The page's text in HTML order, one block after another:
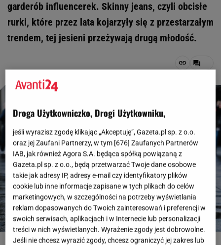
garderób influencerek. Skinny jeans, czyli obcisłe
rurki, które przez lata kojarzyły się z przestarzałym
trendem, tej jesieni przeżywają drugą młodość.
Creative Lab / Shutterstock
Droga Użytkowniczko, Drogi Użytkowniku,
jeśli wyrazisz zgodę klikając „Akceptuję”, Gazeta.pl sp. z o.o.
oraz jej Zaufani Partnerzy, w tym [676] Zaufanych Partnerów
IAB, jak również Agora S.A. będąca spółką powiązaną z
Gazeta.pl sp. z o.o., będą przetwarzać Twoje dane osobowe
takie jak adresy IP, adresy e-mail czy identyfikatory plików
cookie lub inne informacje zapisane w tych plikach do celów
marketingowych, w szczególności na potrzeby wyświetlania
reklam dopasowanych do Twoich zainteresowań i preferencji w
swoich serwisach, aplikacjach i w Internecie lub personalizacji
treści w nich wyświetlanych. Wyrażenie zgody jest dobrowolne.
Jeśli nie chcesz wyrazić zgody, chcesz ograniczyć jej zakres lub